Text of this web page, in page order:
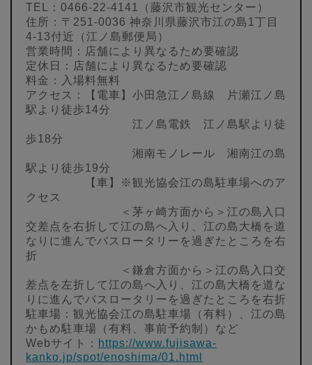
TEL：0466-22-4141（藤沢市観光センター）
住所：〒251-0036 神奈川県藤沢市江の島1丁目
4-13付近（江ノ島郵便局）
営業時間：店舗により異なるため要確認
定休日：店舗により異なるため要確認
料金：入場料無料
アクセス：【電車】小田急江ノ島線 片瀬江ノ島
駅より徒歩14分
江ノ島電鉄 江ノ島駅より徒
歩18分
湘南モノレール 湘南江の島
駅より徒歩19分
【車】※観光協会江の島駐車場へのア
クセス
＜茅ヶ崎方面から＞江の島入口
交差点を右折して江の島へ入り、江の島大橋を道
なりに進んでバスロータリーを過ぎたところを右
折
＜鎌倉方面から＞江の島入口交
差点を左折して江の島へ入り、江の島大橋を道な
りに進んでバスロータリーを過ぎたところを右折
駐車場：観光協会江の島駐車場（有料）、江の島
かもめ駐車場（有料、事前予約制）など
Webサイト： https://www.fujisawa-
kanko.jp/spot/enoshima/01.html